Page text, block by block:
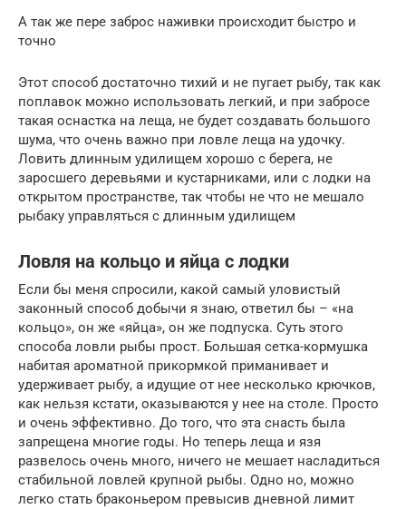
А так же пере заброс наживки происходит быстро и
точно
Этот способ достаточно тихий и не пугает рыбу, так как
поплавок можно использовать легкий, и при забросе
такая оснастка на леща, не будет создавать большого
шума, что очень важно при ловле леща на удочку.
Ловить длинным удилищем хорошо с берега, не
заросшего деревьями и кустарниками, или с лодки на
открытом пространстве, так чтобы не что не мешало
рыбаку управляться с длинным удилищем
Ловля на кольцо и яйца с лодки
Если бы меня спросили, какой самый уловистый
законный способ добычи я знаю, ответил бы – «на
кольцо», он же «яйца», он же подпуска. Суть этого
способа ловли рыбы прост. Большая сетка-кормушка
набитая ароматной прикормкой приманивает и
удерживает рыбу, а идущие от нее несколько крючков,
как нельзя кстати, оказываются у нее на столе. Просто
и очень эффективно. До того, что эта снасть была
запрещена многие годы. Но теперь леща и язя
развелось очень много, ничего не мешает насладиться
стабильной ловлей крупной рыбы. Одно но, можно
легко стать браконьером превысив дневной лимит